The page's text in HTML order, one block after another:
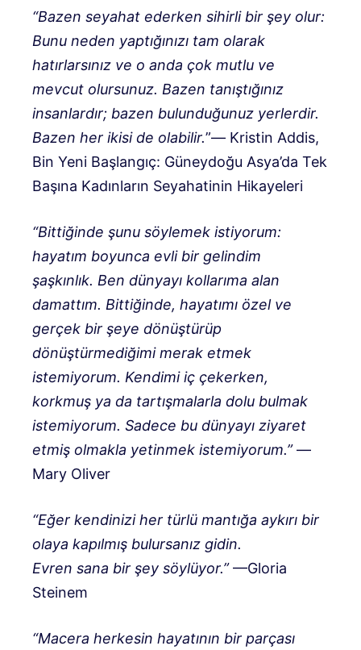
“Bazen seyahat ederken sihirli bir şey olur:
Bunu neden yaptığınızı tam olarak
hatırlarsınız ve o anda çok mutlu ve
mevcut olursunuz. Bazen tanıştığınız
insanlardır; bazen bulunduğunuz yerlerdir.
Bazen her ikisi de olabilir.”― Kristin Addis,
Bin Yeni Başlangıç: Güneydoğu Asya’da Tek
Başına Kadınların Seyahatinin Hikayeleri
“Bittiğinde şunu söylemek istiyorum:
hayatım boyunca evli bir gelindim
şaşkınlık. Ben dünyayı kollarıma alan
damattım. Bittiğinde, hayatımı özel ve
gerçek bir şeye dönüştürüp
dönüştürmediğimi merak etmek
istemiyorum. Kendimi iç çekerken,
korkmuş ya da tartışmalarla dolu bulmak
istemiyorum. Sadece bu dünyayı ziyaret
etmiş olmakla yetinmek istemiyorum.”—
Mary Oliver
“Eğer kendinizi her türlü mantığa aykırı bir
olaya kapılmış bulursanız gidin.
Evren sana bir şey söylüyor.”—Gloria
Steinem
“Macera herkesin hayatının bir parçası